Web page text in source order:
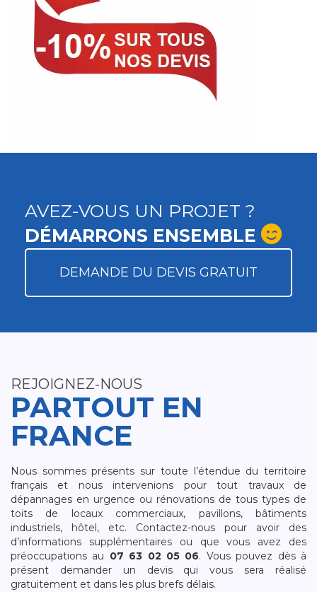
AVEZ-VOUS UN PROJET ?
DÉMARRONS ENSEMBLE
DEMANDE DU DEVIS GRATUIT
REJOIGNEZ-NOUS
PARTOUT EN
FRANCE
Nous sommes présents sur toute l’étendue du territoire
français et nous intervenions pour tout travaux de
dépannages en urgence ou rénovations de tous types de
toits de locaux commerciaux, pavillons, bâtiments
industriels, hôtel, etc. Contactez-nous pour avoir des
d’informations supplémentaires ou que vous avez des
préoccupations au 07 63 02 05 06. Vous pouvez dès à
présent demander un devis qui vous sera réalisé
gratuitement et dans les plus brefs délais.